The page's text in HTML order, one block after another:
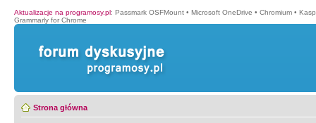
Aktualizacje na programosy.pl: Passmark OSFMount • Microsoft OneDrive • Chromium •
Grammarly for Chrome
Strona główna